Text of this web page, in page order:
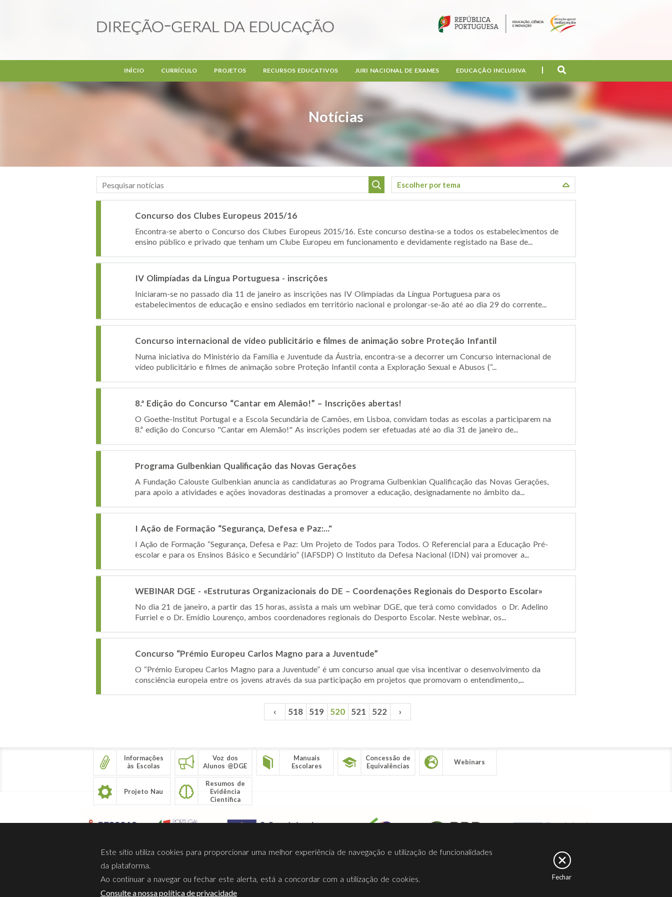
Notícias
INÍCIO CURRÍCULO PROJETOS RECURSOS EDUCATIVOS JURI NACIONAL DE EXAMES EDUCAÇÃO INCLUSIVA
Concurso dos Clubes Europeus 2015/16
Encontra-se aberto o Concurso dos Clubes Europeus 2015/16. Este concurso destina-se a todos os estabelecimentos de
ensino público e privado que tenham um Clube Europeu em funcionamento e devidamente registado na Base de...
IV Olimpíadas da Língua Portuguesa - inscrições
Iniciaram-se no passado dia 11 de janeiro as inscrições nas IV Olimpíadas da Língua Portuguesa para os
estabelecimentos de educação e ensino sediados em território nacional e prolongar-se-ão até ao dia 29 do corrente...
Concurso internacional de vídeo publicitário e filmes de animação sobre Proteção Infantil
Numa iniciativa do Ministério da Família e Juventude da Áustria, encontra-se a decorrer um Concurso internacional de
vídeo publicitário e filmes de animação sobre Proteção Infantil conta a Exploração Sexual e Abusos (“...
8.ª Edição do Concurso “Cantar em Alemão!” – Inscrições abertas!
O Goethe-Institut Portugal e a Escola Secundária de Camões, em Lisboa, convidam todas as escolas a participarem na
8.ª edição do Concurso "Cantar em Alemão!" As inscrições podem ser efetuadas até ao dia 31 de janeiro de...
Programa Gulbenkian Qualificação das Novas Gerações
A Fundação Calouste Gulbenkian anuncia as candidaturas ao Programa Gulbenkian Qualificação das Novas Gerações,
para apoio a atividades e ações inovadoras destinadas a promover a educação, designadamente no âmbito da...
I Ação de Formação “Segurança, Defesa e Paz:..."
I Ação de Formação “Segurança, Defesa e Paz: Um Projeto de Todos para Todos. O Referencial para a Educação Pré-
escolar e para os Ensinos Básico e Secundário” (IAFSDP) O Instituto da Defesa Nacional (IDN) vai promover a...
WEBINAR DGE - «Estruturas Organizacionais do DE – Coordenações Regionais do Desporto Escolar»
No dia 21 de janeiro, a partir das 15 horas, assista a mais um webinar DGE, que terá como convidados o Dr. Adelino
Furriel e o Dr. Emídio Lourenço, ambos coordenadores regionais do Desporto Escolar. Neste webinar, os...
Concurso “Prémio Europeu Carlos Magno para a Juventude”
O “Prémio Europeu Carlos Magno para a Juventude” é um concurso anual que visa incentivar o desenvolvimento da
consciência europeia entre os jovens através da sua participação em projetos que promovam o entendimento,...
‹ 518 519 520 521 522 ›
Informações
às Escolas
Voz dos
Alunos @DGE
Manuais
Escolares
Concessão de
Equivalências
Webinars
Projeto Nau
Resumos de
Evidência
Científica
Sobre Nós Privacidade Termos Utilização Contactos Ligações Facebook
Este sítio utiliza cookies para proporcionar uma melhor experiência de navegação e utilização de funcionalidades
da plataforma.
Ao continuar a navegar ou fechar este alerta, está a concordar com a utilização de cookies.
Consulte a nossa política de privacidade
Fechar